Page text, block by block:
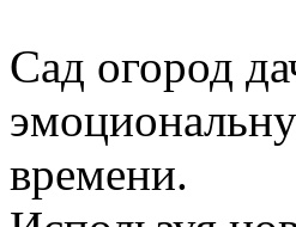
Сад огород
времени.